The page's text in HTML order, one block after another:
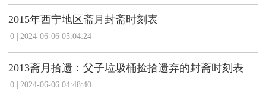
2015年西宁地区斋月封斋时刻表
|0 | 2024-06-06 05:04:24
2013斋月拾遗：父子垃圾桶捡拾遗弃的封斋时刻表
|0 | 2024-06-06 04:48:40